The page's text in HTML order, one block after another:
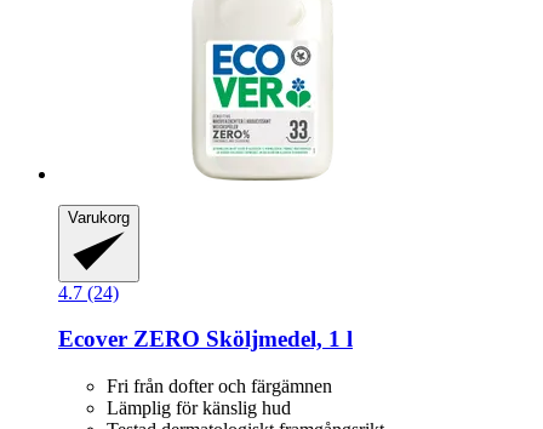
Varukorg
4.7 (24)
Ecover ZERO Sköljmedel, 1 l
Fri från dofter och färgämnen
Lämplig för känslig hud